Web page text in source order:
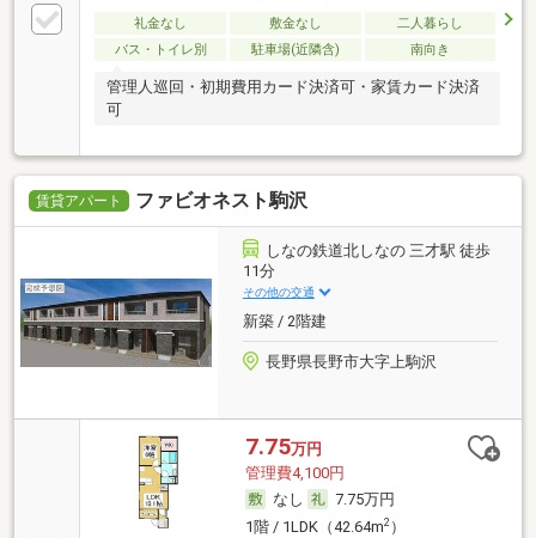
礼金なし 敷金なし
二人暮らし
バス・トイレ別
駐車場(近隣含) 南向き
管理人巡回・初期費用カード決済可・家賃カード決済
可
賃貸アパート ファビオネスト駒沢
しなの鉄道北しなの 三才駅 徒歩
11分
その他の交通
新築 / 2階建
長野県長野市大字上駒沢
7.75万円
管理費4,100円
なし
7.75万円
1階 / 1LDK（42.64m2）